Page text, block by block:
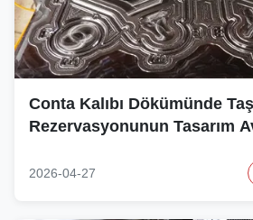
Conta Kalıbı Dökümünde
Rezervasyonunun Tasarım
2026-04-27